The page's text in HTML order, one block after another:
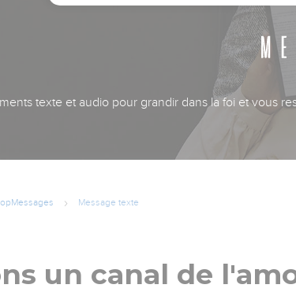
texte et audio pour grandir dans la foi et vous
Message texte
un canal de